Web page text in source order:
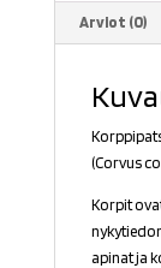
Arviot (0)
(Corvus
Korpit
apinat ja